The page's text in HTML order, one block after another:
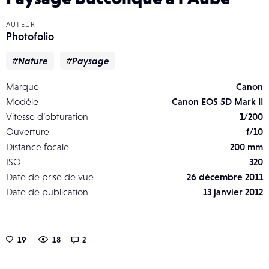
AUTEUR
Photofolio
#Nature #Paysage
Marque
Canon
Modèle
Canon EOS 5D Mark II
Vitesse d’obturation
1/200
Ouverture
f/10
Distance focale
200 mm
ISO
320
Date de prise de vue
26 décembre 2011
Date de publication
13 janvier 2012
19 18 2